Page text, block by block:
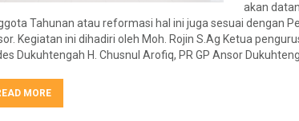
akan
Tahunan atau reformasi hal ini juga sesuai dengan
Kegiatan ini dihadiri oleh Moh. Rojin S.Ag Ketua
Dukuhtengah H. Chusnul Arofiq, PR GP Ansor
MORE